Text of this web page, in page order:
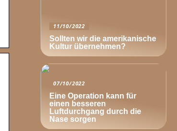
11/10/2022
Sollten wir die amerikanische
Kultur übernehmen?
07/10/2022
Eine Operation kann für
einen besseren
Luftdurchgang durch die
Nase sorgen